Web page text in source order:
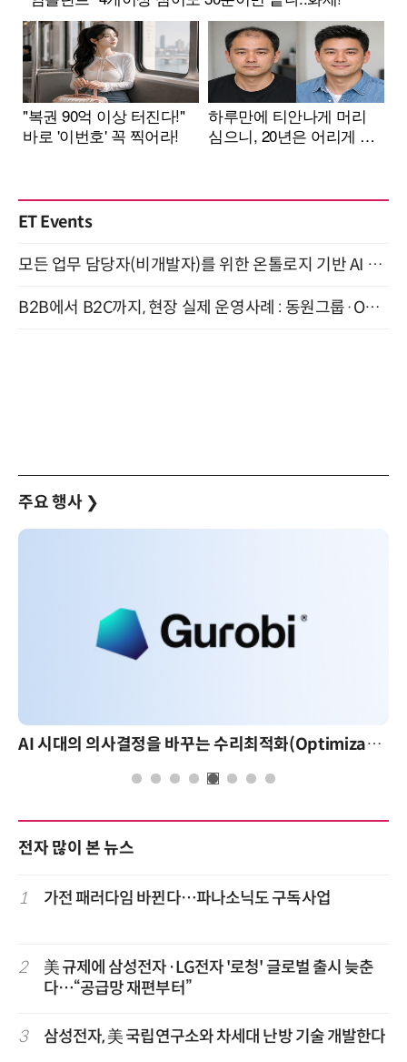
ET Events
모든 업무 담당자(비개발자)를 위한 온톨로지 기반 AI 지식체계 설계 1-day 워크숍 8월 20일 개최
B2B에서 B2C까지, 현장 실제 운영사례 : 동원그룹·OCI·다이닝브랜즈그룹·당근 (8/27)
주요 행사 ❯
AI 시대의 의사결정을 바꾸는 수리최적화(Optimization): 실제 산업 적용 사례와 활용 전략
전자 많이 본 뉴스
1 가전 패러다임 바뀐다…파나소닉도 구독사업
2
美 규제에 삼성전자·LG전자 '로청' 글로벌 출시 늦춘
다…“공급망 재편부터”
3 삼성전자, 美 국립연구소와 차세대 난방 기술 개발한다